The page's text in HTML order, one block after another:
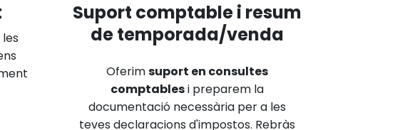
Suport comptable i resum
de temporada/venda
Oferimsuport en consultes
comptablesi preparem la
documentació necessària per a les
teves declaracions d'impostos. Rebràs